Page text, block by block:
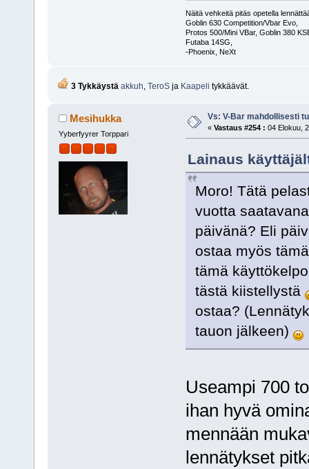
Näitä vehkeitä pitäs opetella
Goblin 630 Competition/Vbar Evo,
Protos 500/Mini VBar, Goblin 380
Futaba 14SG,
-Phoenix, NeXt
3 Tykkäystä akkuh, TeroSja Kaapeli tykkäävät.
Mesihukka
Yyberfyyrer Torppari
Vs: V-Bar mahdollisesti
« Vastaus #254 : 04 Elokuu,
Lainaus
Moro! Tätä
vuotta
päivänä? Eli
ostaa myös
tämä
tästä kiistellystä
ostaa?
tauon jälkeen)
Useampi 700
ihan hyvä
mennään
lennätykset